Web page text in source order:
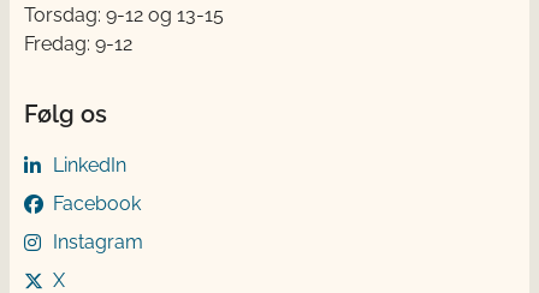
Torsdag: 9-12 og 13-15
Fredag: 9-12
Følg os
LinkedIn
Facebook
Instagram
X